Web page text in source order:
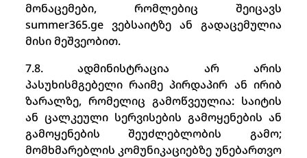
მონაცემები, რომლებიც შეიცავს
summer365.ge ვებსაიტზე ან გადაცემულია
მისი მეშვეობით.
7.8. ადმინისტრაცია არ არის
პასუხისმგებელი რაიმე პირდაპირ ან ირიბ
ზარალზე, რომელიც გამოწვეულია: საიტის
ან ცალკეული სერვისების გამოყენების ან
გამოყენების შეუძლებლობის გამო;
მომხმარებლის კომუნიკაციებზე უნებართვო